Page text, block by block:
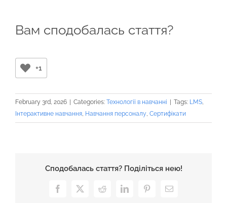
Вам сподобалась стаття?
+1
February 3rd, 2026 Categories: Технології в навчанні Tags: LMS,
Інтерактивне навчання, Навчання персоналу, Сертифікати
Сподобалась стаття? Поділіться нею!
Facebook
X RedditLinkedInPinterestEmail